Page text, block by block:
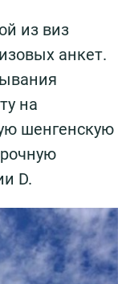
из виз
анкет.
на
шенгенскую
D.